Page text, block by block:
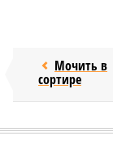
Мочить в
сортире